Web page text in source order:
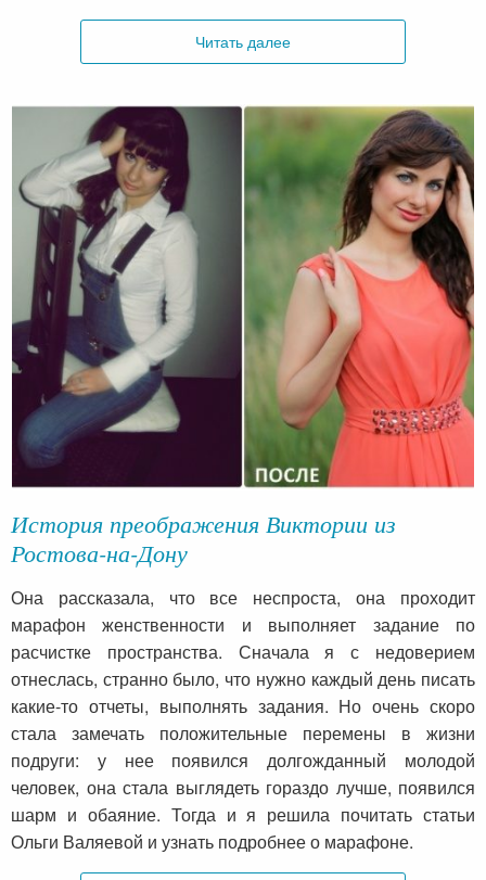
Читать далее
История преображения Виктории из
Ростова-на-Дону
Она рассказала, что все неспроста, она проходит
марафон женственности и выполняет задание по
расчистке пространства. Сначала я с недоверием
отнеслась, странно было, что нужно каждый день писать
какие-то отчеты, выполнять задания. Но очень скоро
стала замечать положительные перемены в жизни
подруги: у нее появился долгожданный молодой
человек, она стала выглядеть гораздо лучше, появился
шарм и обаяние. Тогда и я решила почитать статьи
Ольги Валяевой и узнать подробнее о марафоне.